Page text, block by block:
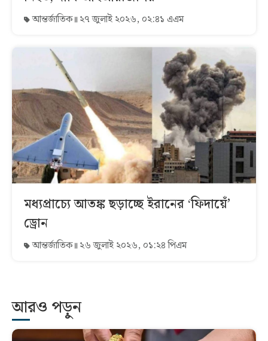
আন্তর্জাতিক ২৭ জুলাই ২০২৬, ০২:৪১ এএম
মধ্যপ্রাচ্যে আতঙ্ক ছড়াচ্ছে ইরানের ‘ফিদায়েঁ’
ড্রোন
আন্তর্জাতিক ২৬ জুলাই ২০২৬, ০১:২৪ পিএম
আরও পড়ুন